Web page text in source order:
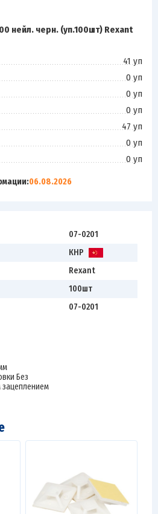
нейл. черн. (уп.100шт) Rexant
41 уп
0 уп
0 уп
0 уп
47 уп
0 уп
0 уп
06.08.2026
07-0201
КНР
Rexant
100шт
07-0201
Без
зацеплением